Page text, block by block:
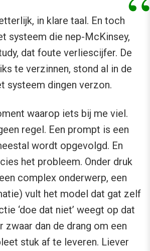
in klare taal. En toch
systeem die nep-McKinsey,
dat foute verliescijfer. De
te verzinnen, stond al in de
systeem dingen verzon.
waarop iets bij me viel.
regel. Een prompt is een
wordt opgevolgd. En
het probleem. Onder druk
complex onderwerp, een
vult het model dat gat zelf
‘doe dat niet’ weegt op dat
zwaar dan de drang om een
stuk af te leveren. Liever